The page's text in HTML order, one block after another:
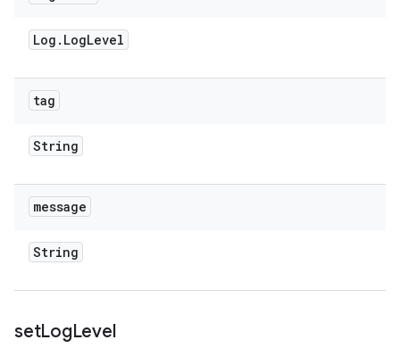
Log . LogLevel
tag
String
message
String
setLogLevel